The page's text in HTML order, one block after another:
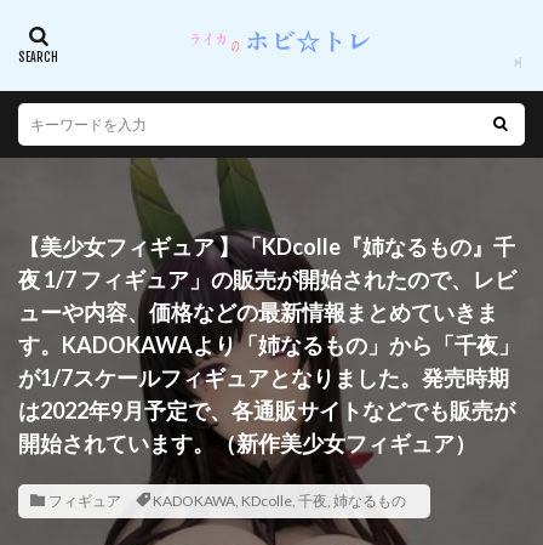
【美少女フィギュア 】「KDcolle『姉なるもの』千
夜 1/7 フィギュア」の販売が開始されたので、レビ
ューや内容、価格などの最新情報まとめていきま
す。KADOKAWAより「姉なるもの」から「千夜」
が1/7スケールフィギュアとなりました。発売時期
は2022年9月予定で、各通販サイトなどでも販売が
開始されています。（新作美少女フィギュア）
フィギュア KADOKAWA, KDcolle, 千夜, 姉なるもの